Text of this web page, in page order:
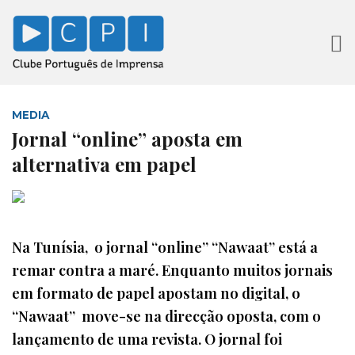
MEDIA
Jornal “online” aposta em
alternativa em papel
Na Tunísia, o jornal “online” “Nawaat” está a
remar contra a maré. Enquanto muitos jornais
em formato de papel apostam no digital, o
“Nawaat” move-se na direcção oposta, com o
lançamento de uma revista. O jornal foi